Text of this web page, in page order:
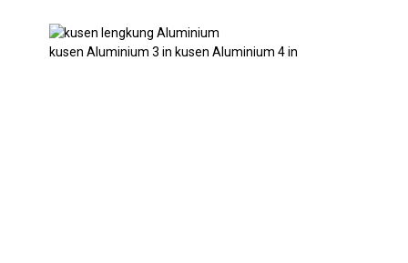
kusen Aluminium 3 in kusen Aluminium 4 in